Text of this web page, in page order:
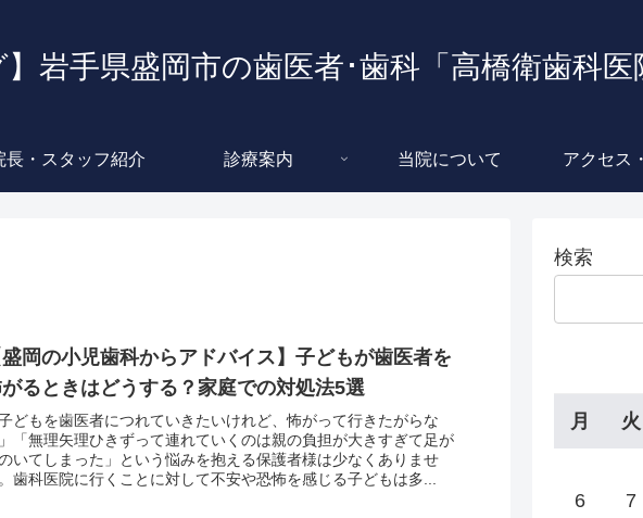
】岩手県盛岡市の歯医者･歯科「高橋衛歯科医
長・スタッフ紹介 診療案内 当院について アクセス
盛岡の小児歯科からアドバイス】子どもが歯医者を
るときはどうする？家庭での対処法5選
子どもを歯医者につれていきたいけれど、怖がって行きたがらな
「無理矢理ひきずって連れていくのは親の負担が大きすぎて足が
いてしまった」という悩みを抱える保護者様は少なくありませ
歯科医院に行くことに対して不安や恐怖を感じる子どもは多...
検索
月 火
6
7